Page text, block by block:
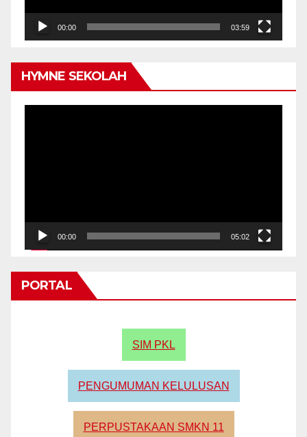
00:00 03:59
HYMNE SEKOLAH
00:00 05:02
PORTAL
SIM PKL
PENGUMUMAN KELULUSAN
PERPUSTAKAAN SMKN 11